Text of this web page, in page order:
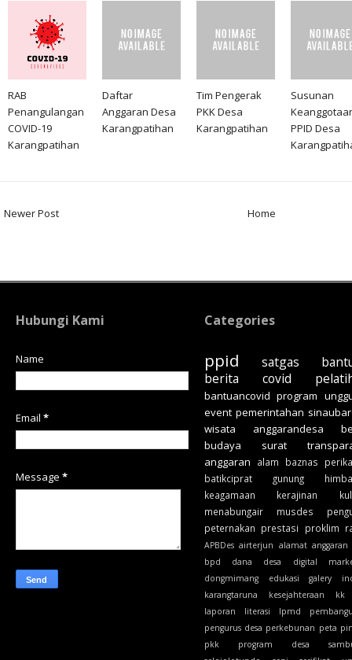
RAB
Penangulangan
COVID-19
Karangpatihan
Daftar
Anggaran Desa
Karangpatihan
Tim Pengerak
PKK Desa
Karangpatihan
Susunan
PPID Desa
Newer Post Home
Hubungi Kami
Name
Email *
Message *
Categories
ppid satgas
berita
covid
bantuancovid program
event pemerintahan
wisata
anggarandesa
budaya
surat
anggaran
alam baznas
batikciprat
gunung
keagamaan
kerajinan
menabungair
musdes
peternakan prestasi proklim
APBDes airterjun alamat anggaran
bpd
dana desa
digital
dongmimang
edukasi galery
karangtaruna
kesejahteraan
kk
laporan
literasi lpmd
pengurus desa perkebunan peta
pkk
program desa